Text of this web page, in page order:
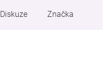
Diskuze Značka